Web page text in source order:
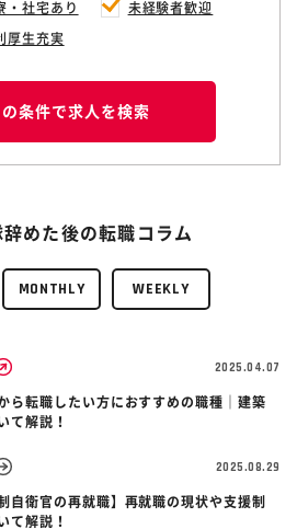
・社宅あり 未経験者歓迎
厚生充実
の条件で求人を検索
めた後の転職コラム
MONTHLY WEEKLY
2025.04.07
ら転職したい方におすすめの職種｜建築
て解説！
2025.08.29
自衛官の再就職】再就職の現状や支援制
て解説！